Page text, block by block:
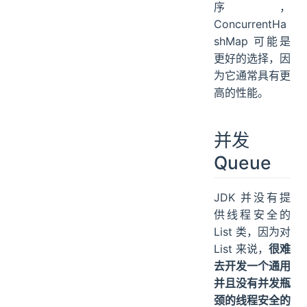
序，
ConcurrentHa
shMap 可能是
更好的选择，因
为它通常具有更
高的性能。
并发
Queue
JDK 并没有提
供线程安全的
List 类，因为对
List 来说， 很难
去开发一个通用
并且没有并发瓶
颈的线程安全的